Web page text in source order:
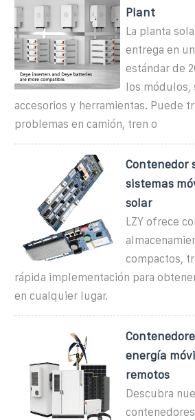
Plant
La planta
entrega en
estándar de
los módulos,
accesorios y herramientas. Puede
problemas en camión, tren o
Contenedor
sistemas
solar
LZY ofrece
compactos,
rápida implementación para
en cualquier lugar.
energía
remotos
Descubra